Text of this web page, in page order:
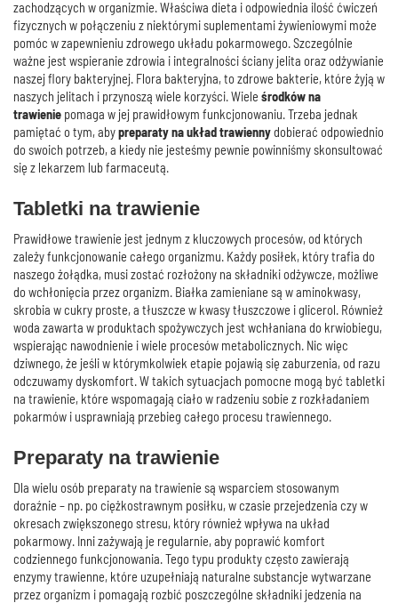
zachodzących w organizmie. Właściwa dieta i odpowiednia ilość ćwiczeń
fizycznych w połączeniu z niektórymi suplementami żywieniowymi może
pomóc w zapewnieniu zdrowego układu pokarmowego. Szczególnie
ważne jest wspieranie zdrowia i integralności ściany jelita oraz odżywianie
naszej flory bakteryjnej. Flora bakteryjna, to zdrowe bakterie, które żyją w
naszych jelitach i przynoszą wiele korzyści. Wiele środków na
trawienie pomaga w jej prawidłowym funkcjonowaniu. Trzeba jednak
pamiętać o tym, abypreparaty na układ trawiennydobierać odpowiednio
do swoich potrzeb, a kiedy nie jesteśmy pewnie powinniśmy skonsultować
się z lekarzem lub farmaceutą.
Tabletki na trawienie
Prawidłowe trawienie jest jednym z kluczowych procesów, od których
zależy funkcjonowanie całego organizmu. Każdy posiłek, który trafia do
naszego żołądka, musi zostać rozłożony na składniki odżywcze, możliwe
do wchłonięcia przez organizm. Białka zamieniane są w aminokwasy,
skrobia w cukry proste, a tłuszcze w kwasy tłuszczowe i glicerol. Również
woda zawarta w produktach spożywczych jest wchłaniana do krwiobiegu,
wspierając nawodnienie i wiele procesów metabolicznych. Nic więc
dziwnego, że jeśli w którymkolwiek etapie pojawią się zaburzenia, od razu
odczuwamy dyskomfort. W takich sytuacjach pomocne mogą być tabletki
na trawienie, które wspomagają ciało w radzeniu sobie z rozkładaniem
pokarmów i usprawniają przebieg całego procesu trawiennego.
Preparaty na trawienie
Dla wielu osób preparaty na trawienie są wsparciem stosowanym
doraźnie – np. po ciężkostrawnym posiłku, w czasie przejedzenia czy w
okresach zwiększonego stresu, który również wpływa na układ
pokarmowy. Inni zażywają je regularnie, aby poprawić komfort
codziennego funkcjonowania. Tego typu produkty często zawierają
enzymy trawienne, które uzupełniają naturalne substancje wytwarzane
przez organizm i pomagają rozbić poszczególne składniki jedzenia na